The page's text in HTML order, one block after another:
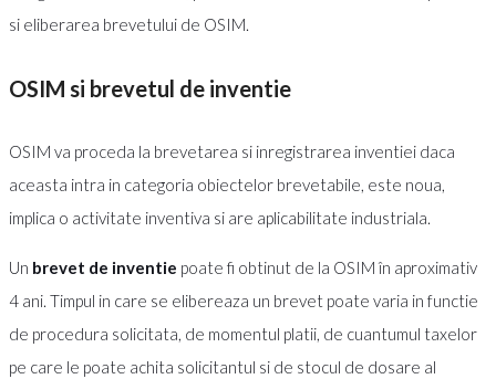
si eliberarea brevetului de OSIM.
OSIM si brevetul de inventie
OSIM va proceda la brevetarea si inregistrarea inventiei daca
aceasta intra in categoria obiectelor brevetabile, este noua,
implica o activitate inventiva si are aplicabilitate industriala.
Un brevet de inventie poate fi obtinut de la OSIM în aproximativ
4 ani. Timpul in care se elibereaza un brevet poate varia in functie
de procedura solicitata, de momentul platii, de cuantumul taxelor
pe care le poate achita solicitantul si de stocul de dosare al